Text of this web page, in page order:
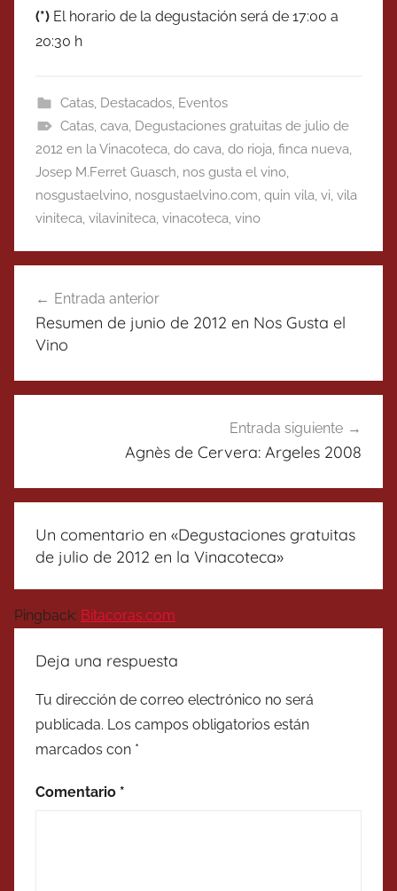
(*) El horario de la degustación será de 17:00 a
20:30 h
Catas, Destacados, Eventos
Catas, cava, Degustaciones gratuitas de julio de
2012 en la Vinacoteca, do cava, do rioja, finca nueva,
Josep M.Ferret Guasch, nos gusta el vino,
nosgustaelvino, nosgustaelvino.com, quin vila, vi, vila
viniteca, vilaviniteca, vinacoteca, vino
de
entradas
Entrada anterior
Resumen de junio de 2012 en Nos Gusta el
Vino
Entrada siguiente
Agnès de Cervera: Argeles 2008
Un comentario en «Degustaciones gratuitas
de julio de 2012 en la Vinacoteca»
Pingback: Bitacoras.com
Deja una respuesta
Tu dirección de correo electrónico no será
publicada. Los campos obligatorios están
marcados con *
Comentario *